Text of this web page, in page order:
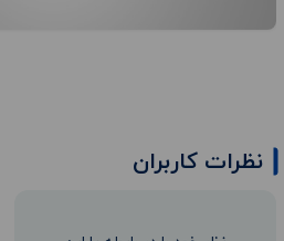
نظرات کاربران